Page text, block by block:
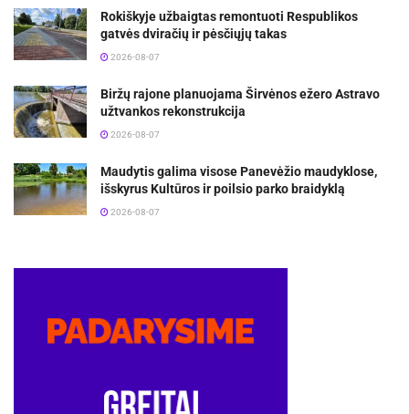
Rokiškyje užbaigtas remontuoti Respublikos
gatvės dviračių ir pėsčiųjų takas
2026-08-07
Biržų rajone planuojama Širvėnos ežero Astravo
užtvankos rekonstrukcija
2026-08-07
Maudytis galima visose Panevėžio maudyklose,
išskyrus Kultūros ir poilsio parko braidyklą
2026-08-07